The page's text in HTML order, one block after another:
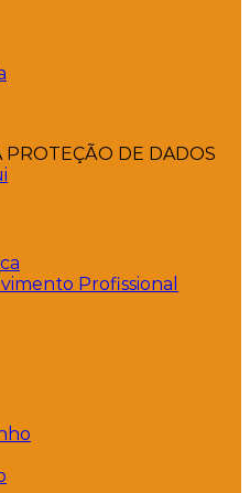
PROTEÇÃO DE DADOS
Profissional